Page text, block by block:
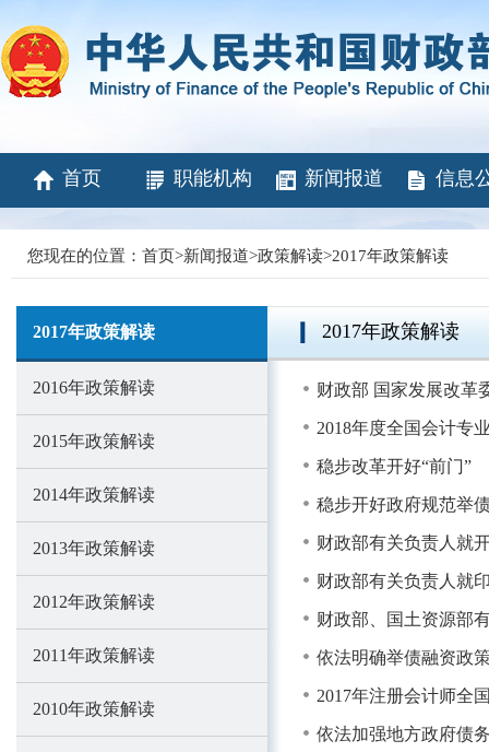
首页 职能机构 新闻报道 信息
您现在的位置： 首页>新闻报道>政策解读>2017年政策解读
2017年政策解读
2016年政策解读
2015年政策解读
2014年政策解读
2013年政策解读
2012年政策解读
2011年政策解读
2010年政策解读
2017年政策解读
财政部 国家发展改革
2018年度全国会计专
稳步改革开好“前门”
稳步开好政府规范举
财政部有关负责人就
财政部有关负责人就
财政部、国土资源部
依法明确举债融资政
2017年注册会计师全
依法加强地方政府债